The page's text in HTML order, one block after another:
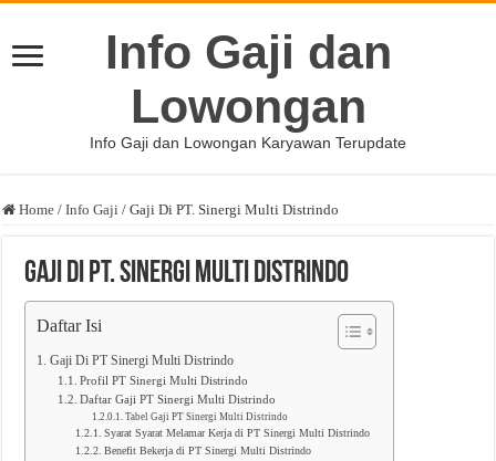
Info Gaji dan
Lowongan
Info Gaji dan Lowongan Karyawan Terupdate
Home / Info Gaji / Gaji Di PT. Sinergi Multi Distrindo
Gaji Di PT. Sinergi Multi Distrindo
Daftar Isi
Gaji Di PT Sinergi Multi Distrindo
Profil PT Sinergi Multi Distrindo
Daftar Gaji PT Sinergi Multi Distrindo
Tabel Gaji PT Sinergi Multi Distrindo
Syarat Syarat Melamar Kerja di PT Sinergi Multi Distrindo
Benefit Bekerja di PT Sinergi Multi Distrindo